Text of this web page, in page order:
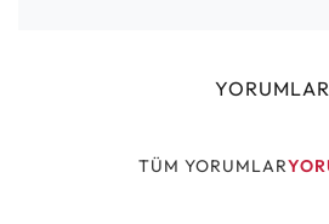
YORUMLAR
TÜM YORUMLAR